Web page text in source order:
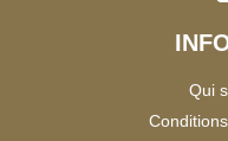
Qui